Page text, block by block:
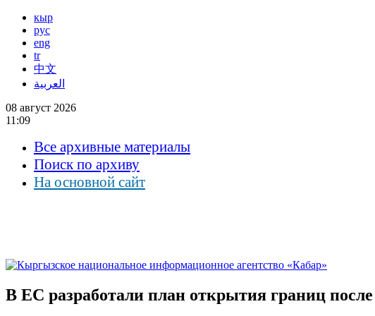
кыр
рус
eng
tr
中文
العربية
08 август 2026
11:09
Все архивные материалы
Поиск по архиву
На основной сайт
В ЕС разработали план открытия границ